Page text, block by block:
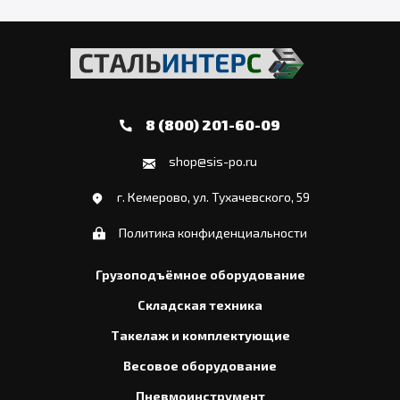
8 (800) 201-60-09
shop@sis-po.ru
г. Кемерово, ул. Тухачевского, 59
Политика конфиденциальности
Грузоподъёмное оборудование
Складская техника
Такелаж и комплектующие
Весовое оборудование
Пневмоинструмент